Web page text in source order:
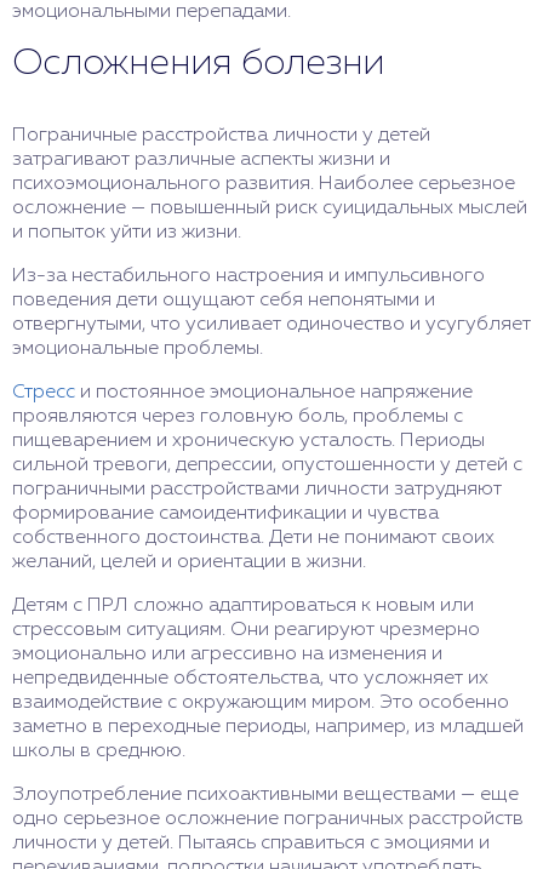
эмоциональными перепадами.
Осложнения болезни
Пограничные расстройства личности у детей
затрагивают различные аспекты жизни и
психоэмоционального развития. Наиболее серьезное
осложнение — повышенный риск суицидальных мыслей
и попыток уйти из жизни.
Из-за нестабильного настроения и импульсивного
поведения дети ощущают себя непонятыми и
отвергнутыми, что усиливает одиночество и усугубляет
эмоциональные проблемы.
Стресс и постоянное эмоциональное напряжение
проявляются через головную боль, проблемы с
пищеварением и хроническую усталость. Периоды
сильной тревоги, депрессии, опустошенности у детей с
пограничными расстройствами личности затрудняют
формирование самоидентификации и чувства
собственного достоинства. Дети не понимают своих
желаний, целей и ориентации в жизни.
Детям с ПРЛ сложно адаптироваться к новым или
стрессовым ситуациям. Они реагируют чрезмерно
эмоционально или агрессивно на изменения и
непредвиденные обстоятельства, что усложняет их
взаимодействие с окружающим миром. Это особенно
заметно в переходные периоды, например, из младшей
школы в среднюю.
Злоупотребление психоактивными веществами — еще
одно серьезное осложнение пограничных расстройств
личности у детей. Пытаясь справиться с эмоциями и